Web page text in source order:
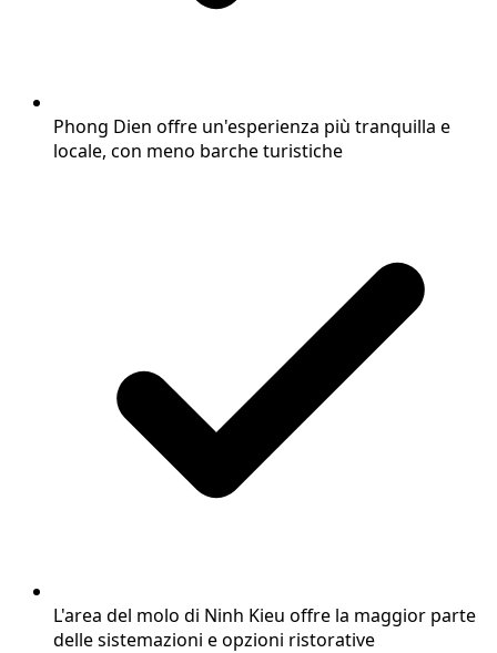
Phong Dien offre un'esperienza più tranquilla e
locale, con meno barche turistiche
L'area del molo di Ninh Kieu offre la maggior parte
delle sistemazioni e opzioni ristorative